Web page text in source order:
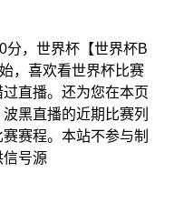
分，世界杯【世界杯B
，喜欢看世界杯比赛
直播。还为您在本页
黑直播的近期比赛列
赛程。本站不参与制
号源